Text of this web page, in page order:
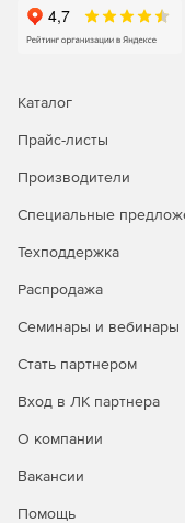
информации,
Console.
Server 2003,
Tiger или 10.5
Процессор:
Оперативная
Каталог
Прайс-листы
Производители
Специальные
Техподдержка
Распродажа
Семинары и вебинары
Стать партнером
Вход в ЛК партнера
О компании
Вакансии
Помощь